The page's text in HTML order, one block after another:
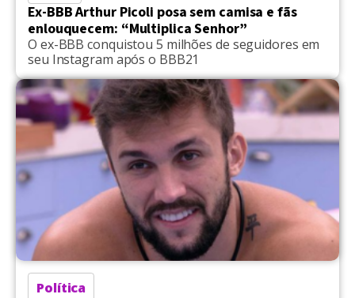
Ex-BBB Arthur Picoli posa sem camisa e fãs
enlouquecem: “Multiplica Senhor”
O ex-BBB conquistou 5 milhões de seguidores em
seu Instagram após o BBB21
Política